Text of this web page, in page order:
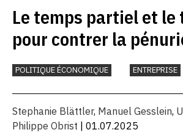
Le temps partiel et
pour contrer la
d’œuvre qualifiée
POLITIQUE ÉCONOMIQUE
ENTREPRISE
Stephanie Blättler, Manuel Gesslein,
Philippe Obrist | 01.07.2025